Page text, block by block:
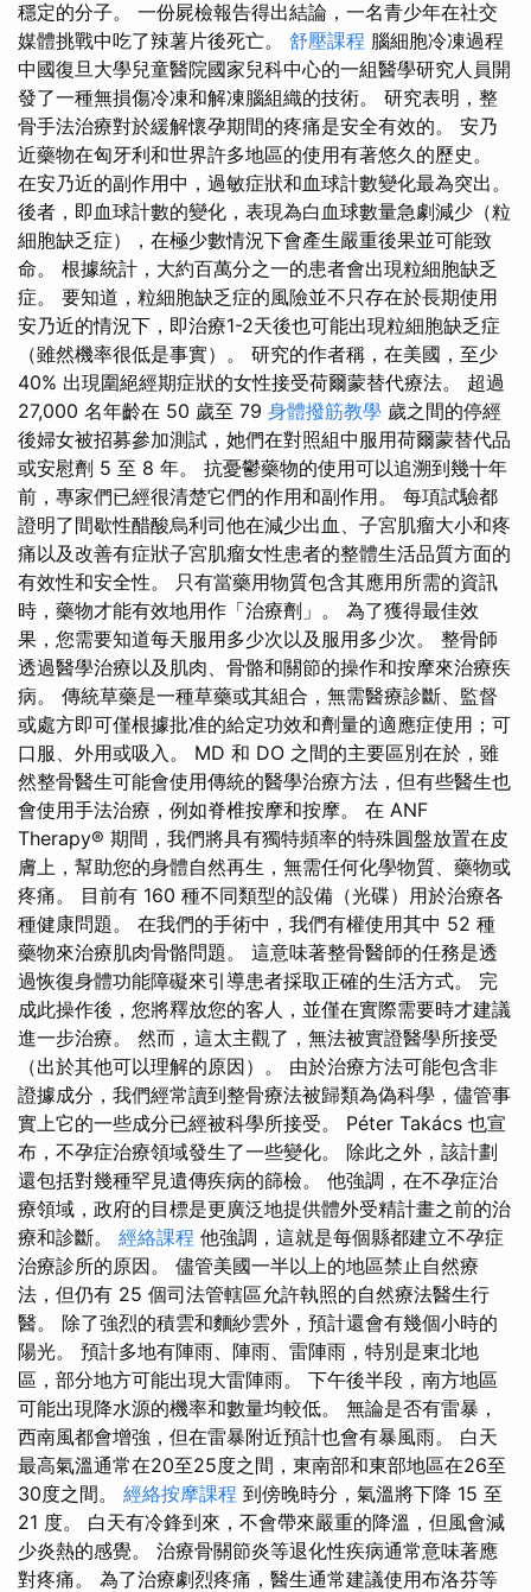
穩定的分子。 一份屍檢報告得出結論，一名青少年在社交
媒體挑戰中吃了辣薯片後死亡。 舒壓課程 腦細胞冷凍過程
中國復旦大學兒童醫院國家兒科中心的一組醫學研究人員開
發了一種無損傷冷凍和解凍腦組織的技術。 研究表明，整
骨手法治療對於緩解懷孕期間的疼痛是安全有效的。 安乃
近藥物在匈牙利和世界許多地區的使用有著悠久的歷史。
在安乃近的副作用中，過敏症狀和血球計數變化最為突出。
後者，即血球計數的變化，表現為白血球數量急劇減少（粒
細胞缺乏症），在極少數情況下會產生嚴重後果並可能致
命。 根據統計，大約百萬分之一的患者會出現粒細胞缺乏
症。 要知道，粒細胞缺乏症的風險並不只存在於長期使用
安乃近的情況下，即治療1-2天後也可能出現粒細胞缺乏症
（雖然機率很低是事實）。 研究的作者稱，在美國，至少
40% 出現圍絕經期症狀的女性接受荷爾蒙替代療法。 超過
27,000 名年齡在 50 歲至 79 身體撥筋教學 歲之間的停經
後婦女被招募參加測試，她們在對照組中服用荷爾蒙替代品
或安慰劑 5 至 8 年。 抗憂鬱藥物的使用可以追溯到幾十年
前，專家們已經很清楚它們的作用和副作用。 每項試驗都
證明了間歇性醋酸烏利司他在減少出血、子宮肌瘤大小和疼
痛以及改善有症狀子宮肌瘤女性患者的整體生活品質方面的
有效性和安全性。 只有當藥用物質包含其應用所需的資訊
時，藥物才能有效地用作「治療劑」。 為了獲得最佳效
果，您需要知道每天服用多少次以及服用多少次。 整骨師
透過醫學治療以及肌肉、骨骼和關節的操作和按摩來治療疾
病。 傳統草藥是一種草藥或其組合，無需醫療診斷、監督
或處方即可僅根據批准的給定功效和劑量的適應症使用；可
口服、外用或吸入。 MD 和 DO 之間的主要區別在於，雖
然整骨醫生可能會使用傳統的醫學治療方法，但有些醫生也
會使用手法治療，例如脊椎按摩和按摩。 在 ANF
Therapy® 期間，我們將具有獨特頻率的特殊圓盤放置在皮
膚上，幫助您的身體自然再生，無需任何化學物質、藥物或
疼痛。 目前有 160 種不同類型的設備（光碟）用於治療各
種健康問題。 在我們的手術中，我們有權使用其中 52 種
藥物來治療肌肉骨骼問題。 這意味著整骨醫師的任務是透
過恢復身體功能障礙來引導患者採取正確的生活方式。 完
成此操作後，您將釋放您的客人，並僅在實際需要時才建議
進一步治療。 然而，這太主觀了，無法被實證醫學所接受
（出於其他可以理解的原因）。 由於治療方法可能包含非
證據成分，我們經常讀到整骨療法被歸類為偽科學，儘管事
實上它的一些成分已經被科學所接受。 Péter Takács 也宣
布，不孕症治療領域發生了一些變化。 除此之外，該計劃
還包括對幾種罕見遺傳疾病的篩檢。 他強調，在不孕症治
療領域，政府的目標是更廣泛地提供體外受精計畫之前的治
療和診斷。 經絡課程 他強調，這就是每個縣都建立不孕症
治療診所的原因。 儘管美國一半以上的地區禁止自然療
法，但仍有 25 個司法管轄區允許執照的自然療法醫生行
醫。 除了強烈的積雲和麵紗雲外，預計還會有幾個小時的
陽光。 預計多地有陣雨、陣雨、雷陣雨，特別是東北地
區，部分地方可能出現大雷陣雨。 下午後半段，南方地區
可能出現降水源的機率和數量均較低。 無論是否有雷暴，
西南風都會增強，但在雷暴附近預計也會有暴風雨。 白天
最高氣溫通常在20至25度之間，東南部和東部地區在26至
30度之間。 經絡按摩課程 到傍晚時分，氣溫將下降 15 至
21 度。 白天有冷鋒到來，不會帶來嚴重的降溫，但風會減
少炎熱的感覺。 治療骨關節炎等退化性疾病通常意味著應
對疼痛。 為了治療劇烈疼痛，醫生通常建議使用布洛芬等